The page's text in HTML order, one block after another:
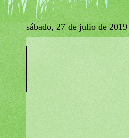
sábado, 27 de julio de 2019